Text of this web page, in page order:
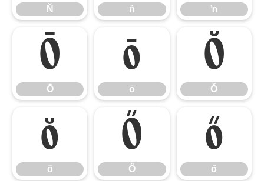
Ň ň ŉ
Ō
Ō
ō
ō
Ŏ
Ŏ
ŏ
ŏ
Ő
Ő
ő
ő